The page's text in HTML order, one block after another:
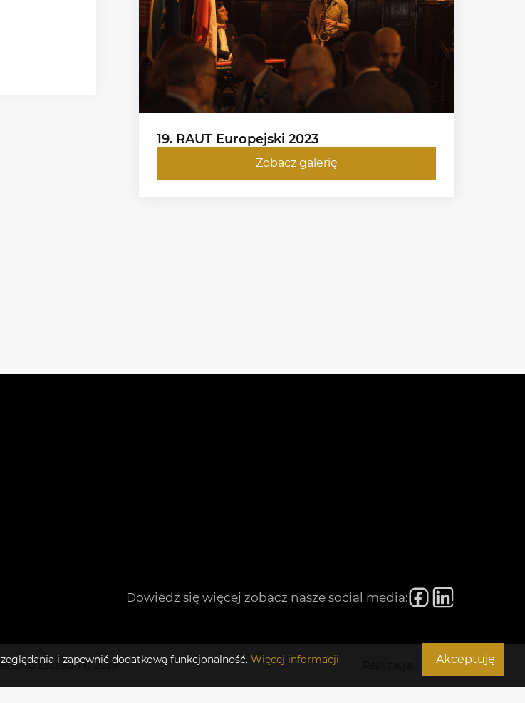
19. RAUT Europejski 2023
Zobacz galerię
Dowiedz się więcej zobacz nasze social media:
Club Szczecin © 2026
i zapewnić dodatkową funkcjonalność. Więcej informacji Akceptuję